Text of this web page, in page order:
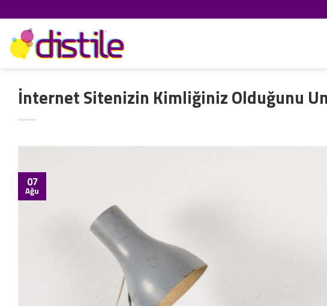
atla
İnternet Sitenizin Kimliğiniz Olduğunu
07
Ağu